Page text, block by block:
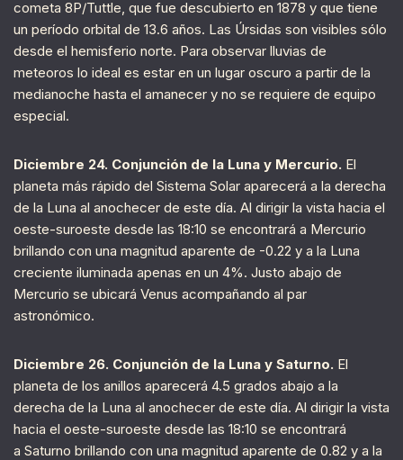
cometa 8P/Tuttle, que fue descubierto en 1878 y que tiene
un período orbital de 13.6 años. Las Úrsidas son visibles sólo
desde el hemisferio norte. Para observar lluvias de
meteoros lo ideal es estar en un lugar oscuro a partir de la
medianoche hasta el amanecer y no se requiere de equipo
especial.
Diciembre 24. Conjunción de la Luna y Mercurio. El
planeta más rápido del Sistema Solar aparecerá a la derecha
de la Luna al anochecer de este día. Al dirigir la vista hacia el
oeste-suroeste desde las 18:10 se encontrará a Mercurio
brillando con una magnitud aparente de -0.22 y a la Luna
creciente iluminada apenas en un 4%. Justo abajo de
Mercurio se ubicará Venus acompañando al par
astronómico.
Diciembre 26. Conjunción de la Luna y Saturno. El
planeta de los anillos aparecerá 4.5 grados abajo a la
derecha de la Luna al anochecer de este día. Al dirigir la vista
hacia el oeste-suroeste desde las 18:10 se encontrará
a Saturno brillando con una magnitud aparente de 0.82 y a la